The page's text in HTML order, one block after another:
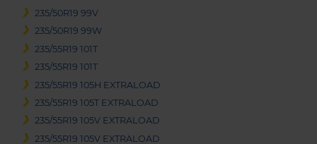
235/50R19 99V
235/50R19 99W
235/55R19 101T
235/55R19 101T
235/55R19 105H EXTRALOAD
235/55R19 105T EXTRALOAD
235/55R19 105V EXTRALOAD
235/55R19 105V EXTRALOAD